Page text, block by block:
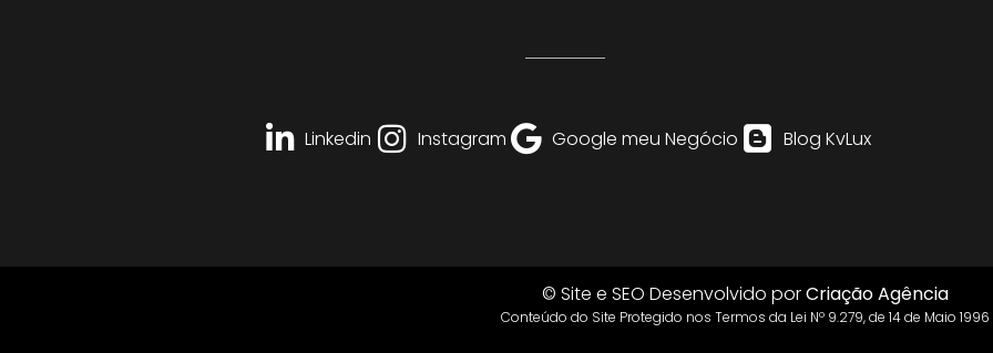
Linkedin Instagram Google meu Negócio Blog KvLux
© Site e SEO Desenvolvido porCriação Agência
Conteúdo do Site Protegido nos Termos da Lei Nº 9.279, de 14 de Maio 1996